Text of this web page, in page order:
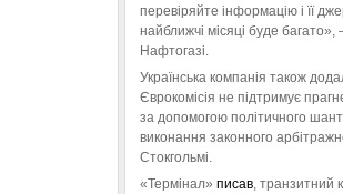
перевіряйте інформацію і її
найближчі місяці буде
Нафтогазі.
Українська компанія також
Єврокомісія не підтримує
за допомогою політичного
виконання законного
Стокгольмі.
«Термінал» писав, транзитний